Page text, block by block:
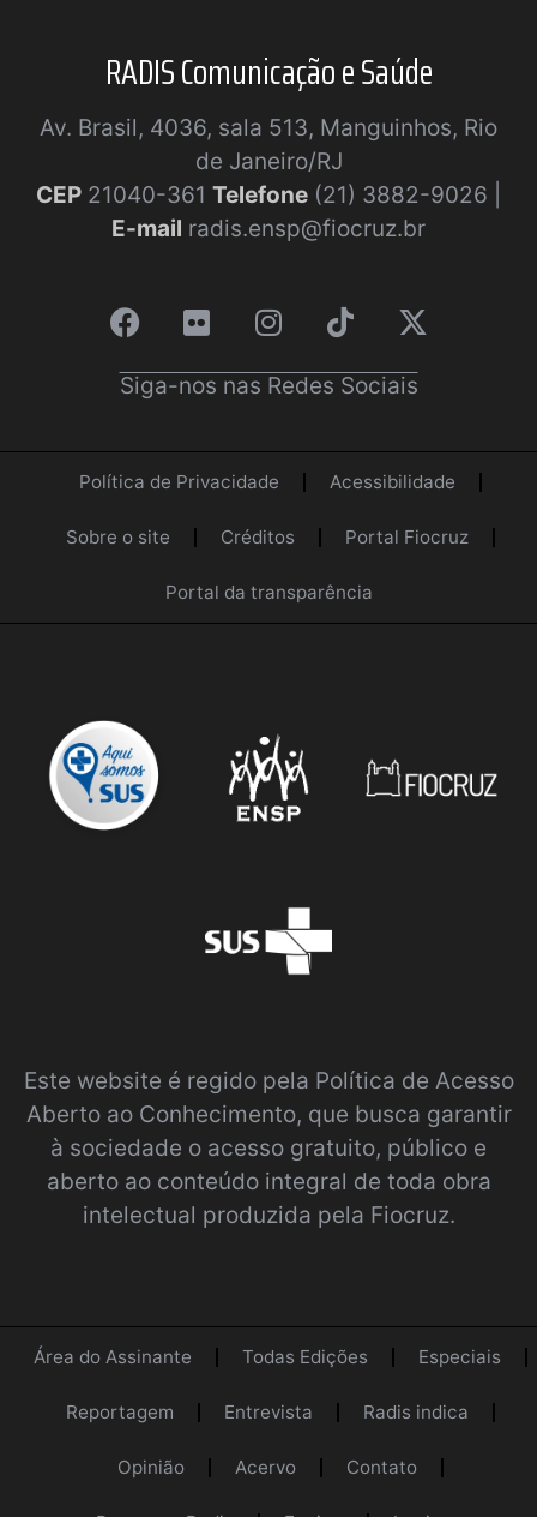
RADIS Comunicação e Saúde
Av. Brasil, 4036, sala 513, Manguinhos, Rio
de Janeiro/RJ
CEP 21040-361 Telefone (21) 3882-9026 |
E-mail radis.ensp@fiocruz.br
Siga-nos nas Redes Sociais
Política de Privacidade Acessibilidade
Sobre o site Créditos Portal Fiocruz
Portal da transparência
Este website é regido pela Política de Acesso
Aberto ao Conhecimento, que busca garantir
à sociedade o acesso gratuito, público e
aberto ao conteúdo integral de toda obra
intelectual produzida pela Fiocruz.
Área do Assinante Todas Edições Especiais
Reportagem Entrevista Radis indica
Opinião Acervo Contato